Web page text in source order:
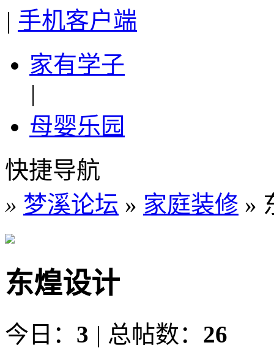
| 手机客户端
家有学子
|
母婴乐园
快捷导航
» 梦溪论坛 » 家庭装修 »
东煌设计
今日： 3 | 总帖数： 26